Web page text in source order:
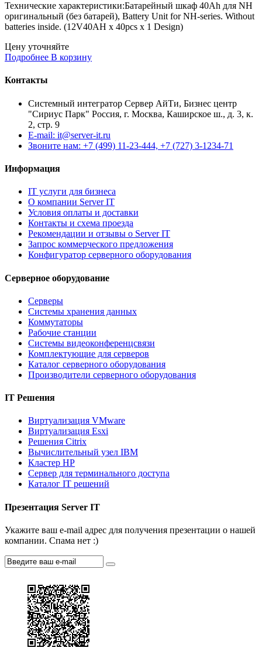
Технические характеристики:Батарейный шкаф 40Ah для NH
оригинальный (без батарей), Battery Unit for NH-series. Without
batteries inside. (12V40AH x 40pcs x 1 Design)
Цену уточняйте
Подробнее В корзину
Контакты
Системный интегратор Сервер АйТи, Бизнес центр
"Сириус Парк" Россия, г. Москва, Каширское ш., д. 3, к.
2, стр. 9
E-mail: it@server-it.ru
Звоните нам: +7 (499) 11-23-444, +7 (727) 3-1234-71
Информация
IT услуги для бизнеса
О компании Server IT
Условия оплаты и доставки
Контакты и схема проезда
Рекомендации и отзывы о Server IT
Запрос коммерческого предложения
Конфигуратор серверного оборудования
Серверное оборудование
Серверы
Системы хранения данных
Коммутаторы
Рабочие станции
Системы видеоконференцсвязи
Комплектующие для серверов
Каталог серверного оборудования
Производители серверного оборудования
IT Решения
Виртуализация VMware
Виртуализация Esxi
Решения Citrix
Вычислительный узел IBM
Кластер HP
Сервер для терминального доступа
Каталог IT решений
Презентация Server IT
Укажите ваш e-mail адрес для получения презентации о нашей
компании. Спама нет :)